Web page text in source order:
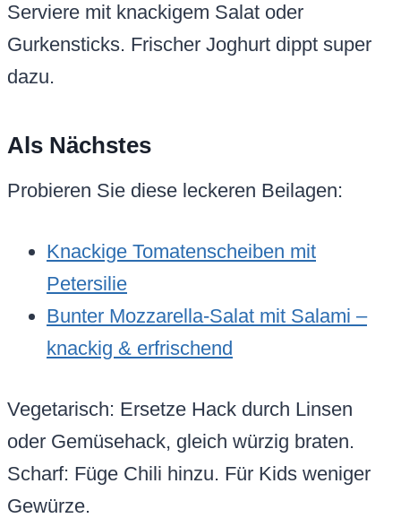
Serviere mit knackigem Salat oder
Gurkensticks. Frischer Joghurt dippt super
dazu.
Als Nächstes
Probieren Sie diese leckeren Beilagen:
Knackige Tomatenscheiben mit
Petersilie
Bunter Mozzarella-Salat mit Salami –
knackig & erfrischend
Vegetarisch: Ersetze Hack durch Linsen
oder Gemüsehack, gleich würzig braten.
Scharf: Füge Chili hinzu. Für Kids weniger
Gewürze.